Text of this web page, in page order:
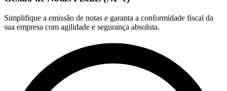
Simplifique a emissão de notas e garanta a conformidade fiscal da
sua empresa com agilidade e segurança absoluta.